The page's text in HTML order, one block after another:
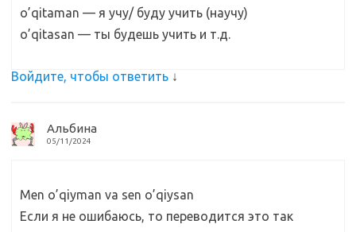
o’qitaman — я учу/ буду учить (научу)
o’qitasan — ты будешь учить и т.д.
Войдите, чтобы ответить ↓
Альбина
05/11/2024
Men o’qiyman va sen o’qiysan
Если я не ошибаюсь, то переводится это так